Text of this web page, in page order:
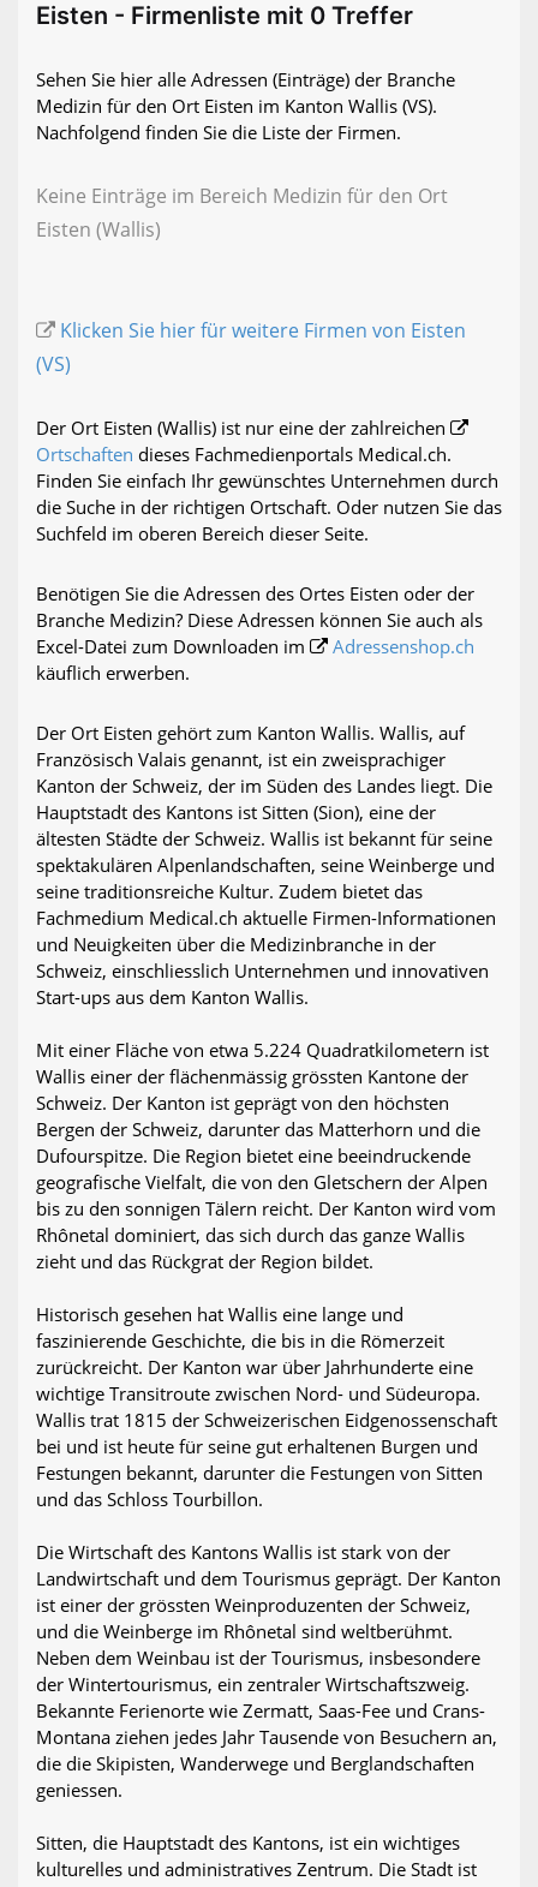
Eisten - Firmenliste mit 0 Treffer
Sehen Sie hier alle Adressen (Einträge) der Branche
Medizin für den Ort Eisten im Kanton Wallis (VS).
Nachfolgend finden Sie die Liste der Firmen.
Keine Einträge im Bereich Medizin für den Ort
Eisten (Wallis)
Klicken Sie hier für weitere Firmen von Eisten
(VS)
Der Ort Eisten (Wallis) ist nur eine der zahlreichen
Ortschaften dieses Fachmedienportals Medical.ch.
Finden Sie einfach Ihr gewünschtes Unternehmen durch
die Suche in der richtigen Ortschaft. Oder nutzen Sie das
Suchfeld im oberen Bereich dieser Seite.
Benötigen Sie die Adressen des Ortes Eisten oder der
Branche Medizin? Diese Adressen können Sie auch als
Excel-Datei zum Downloaden im
Adressenshop.ch
käuflich erwerben.
Der Ort Eisten gehört zum Kanton Wallis. Wallis, auf
Französisch Valais genannt, ist ein zweisprachiger
Kanton der Schweiz, der im Süden des Landes liegt. Die
Hauptstadt des Kantons ist Sitten (Sion), eine der
ältesten Städte der Schweiz. Wallis ist bekannt für seine
spektakulären Alpenlandschaften, seine Weinberge und
seine traditionsreiche Kultur. Zudem bietet das
Fachmedium Medical.ch aktuelle Firmen-Informationen
und Neuigkeiten über die Medizinbranche in der
Schweiz, einschliesslich Unternehmen und innovativen
Start-ups aus dem Kanton Wallis.
Mit einer Fläche von etwa 5.224 Quadratkilometern ist
Wallis einer der flächenmässig grössten Kantone der
Schweiz. Der Kanton ist geprägt von den höchsten
Bergen der Schweiz, darunter das Matterhorn und die
Dufourspitze. Die Region bietet eine beeindruckende
geografische Vielfalt, die von den Gletschern der Alpen
bis zu den sonnigen Tälern reicht. Der Kanton wird vom
Rhônetal dominiert, das sich durch das ganze Wallis
zieht und das Rückgrat der Region bildet.
Historisch gesehen hat Wallis eine lange und
faszinierende Geschichte, die bis in die Römerzeit
zurückreicht. Der Kanton war über Jahrhunderte eine
wichtige Transitroute zwischen Nord- und Südeuropa.
Wallis trat 1815 der Schweizerischen Eidgenossenschaft
bei und ist heute für seine gut erhaltenen Burgen und
Festungen bekannt, darunter die Festungen von Sitten
und das Schloss Tourbillon.
Die Wirtschaft des Kantons Wallis ist stark von der
Landwirtschaft und dem Tourismus geprägt. Der Kanton
ist einer der grössten Weinproduzenten der Schweiz,
und die Weinberge im Rhônetal sind weltberühmt.
Neben dem Weinbau ist der Tourismus, insbesondere
der Wintertourismus, ein zentraler Wirtschaftszweig.
Bekannte Ferienorte wie Zermatt, Saas-Fee und Crans-
Montana ziehen jedes Jahr Tausende von Besuchern an,
die die Skipisten, Wanderwege und Berglandschaften
geniessen.
Sitten, die Hauptstadt des Kantons, ist ein wichtiges
kulturelles und administratives Zentrum. Die Stadt ist